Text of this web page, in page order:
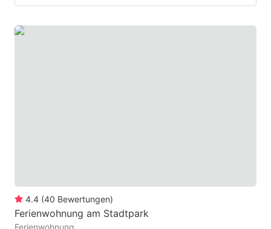
4.4 (40 Bewertungen)
Ferienwohnung am Stadtpark
Ferienwohnung